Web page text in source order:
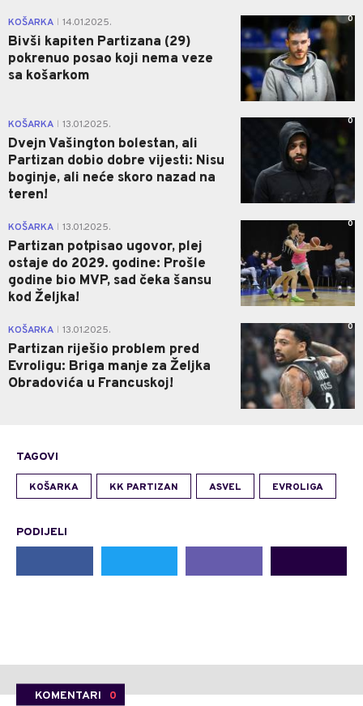
KOŠARKA 14.01.2025.
Bivši kapiten Partizana (29)
pokrenuo posao koji nema veze
sa košarkom
0
KOŠARKA 13.01.2025.
Dvejn Vašington bolestan, ali
Partizan dobio dobre vijesti: Nisu
boginje, ali neće skoro nazad na
teren!
0
KOŠARKA 13.01.2025.
Partizan potpisao ugovor, plej
ostaje do 2029. godine: Prošle
godine bio MVP, sad čeka šansu
kod Željka!
0
KOŠARKA 13.01.2025.
Partizan riješio problem pred
Evroligu: Briga manje za Željka
Obradovića u Francuskoj!
0
TAGOVI
KOŠARKA KK PARTIZAN ASVEL EVROLIGA
PODIJELI
KOMENTARI 0